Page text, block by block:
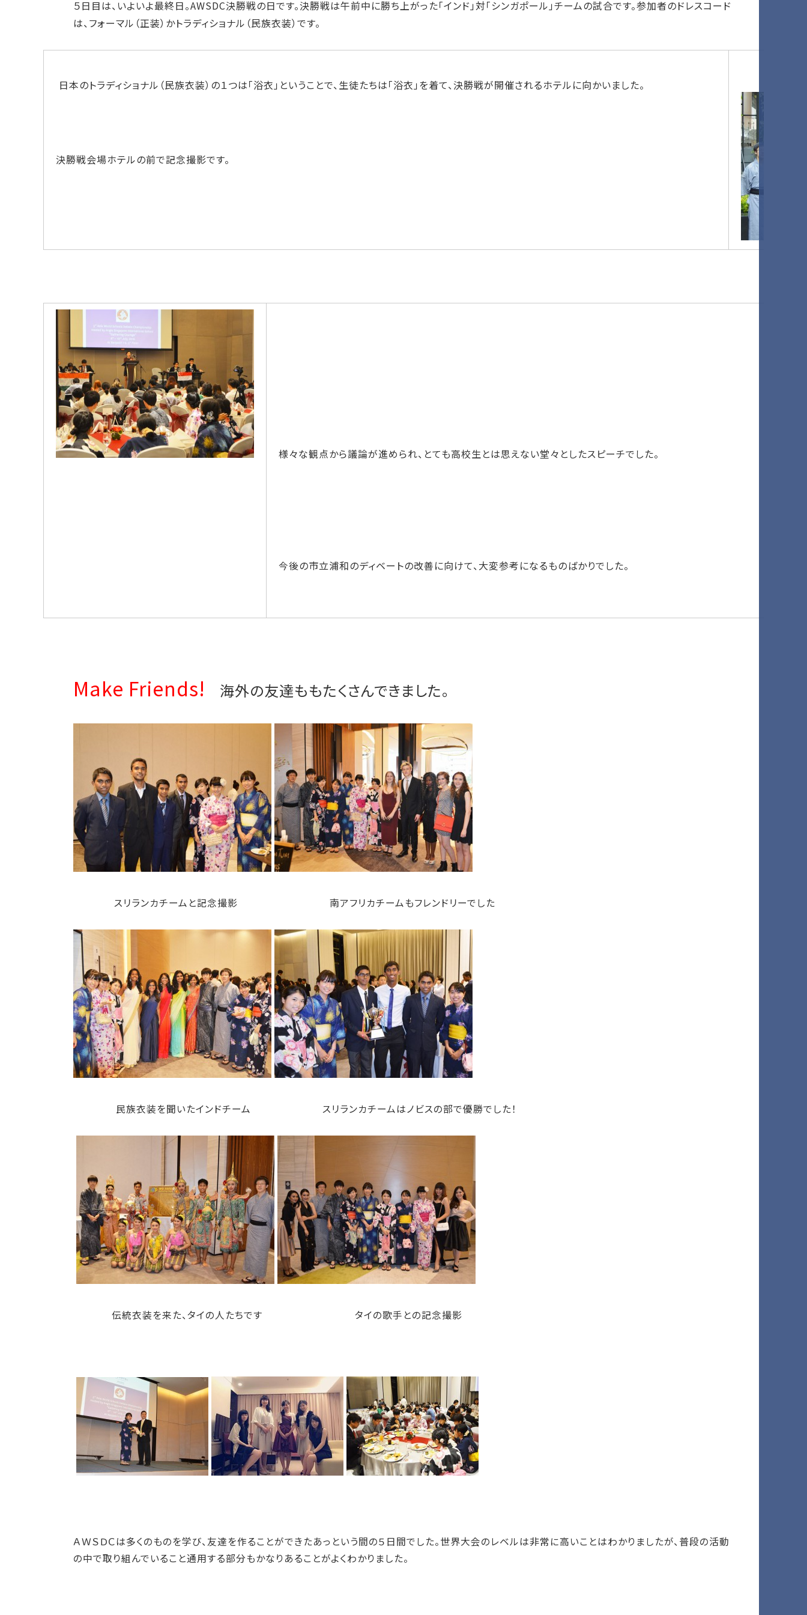
５日目は、いよいよ最終日。AWSDC決勝戦の日です。決勝戦は午前中に勝ち上がった「インド」対「シンガポール」チームの試合です。参加者のドレスコード
は、フォーマル（正装）かトラディショナル（民族衣装）です。
日本のトラディショナル（民族衣装）の１つは「浴衣」ということで、生徒たちは「浴衣」を着て、決勝戦が開催されるホテルに向かいました。
決勝戦会場ホテルの前で記念撮影です。
様々な観点から議論が進められ、とても高校生とは思えない堂々としたスピーチでした。
今後の市立浦和のディベートの改善に向けて、大変参考になるものばかりでした。
Make Friends! 海外の友達ももたくさんできました。
スリランカチームと記念撮影 南アフリカチームもフレンドリーでした
民族衣装を聞いたインドチーム スリランカチームはノビスの部で優勝でした！
伝統衣装を来た、タイの人たちです タイの歌手との記念撮影
ＡＷＳＤＣは多くのものを学び、友達を作ることができたあっという間の５日間でした。世界大会のレベルは非常に高いことはわかりましたが、普段の活動
の中で取り組んでいること通用する部分もかなりあることがよくわかりました。